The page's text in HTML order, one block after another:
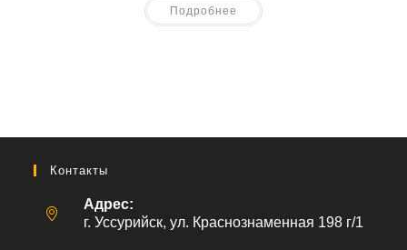
Подробнее
Контакты
Адрес:
г. Уссурийск, ул. Краснознаменная 198 г/1